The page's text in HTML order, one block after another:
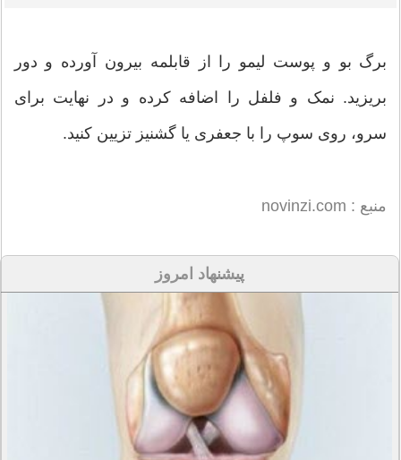
برگ بو و پوست لیمو را از قابلمه بیرون آورده و دور
بریزید. نمک و فلفل را اضافه کرده و در نهایت برای
سرو، روی سوپ را با جعفری یا گشنیز تزیین کنید.
منبع : novinzi.com
پیشنهاد امروز